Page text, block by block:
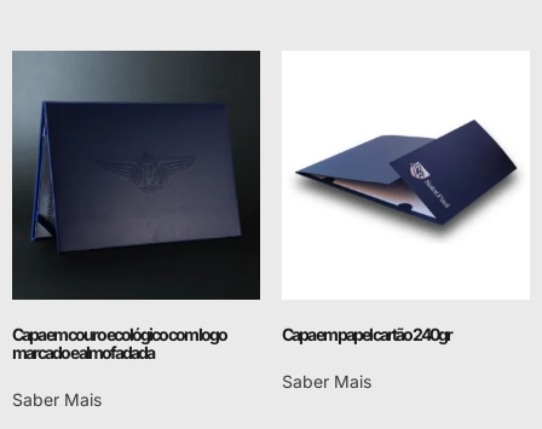
Capa em couro ecológico com logo
marcado e almofadada
Saber Mais
Capa em papel cartão 240gr
Saber Mais